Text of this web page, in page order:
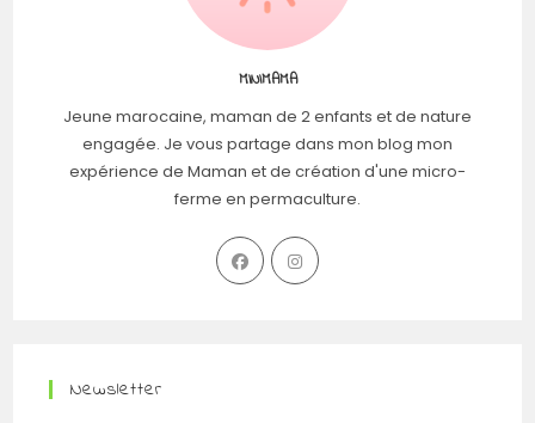
MINIMAMA
Jeune marocaine, maman de 2 enfants et de nature
engagée. Je vous partage dans mon blog mon
expérience de Maman et de création d'une micro-
ferme en permaculture.
Newsletter